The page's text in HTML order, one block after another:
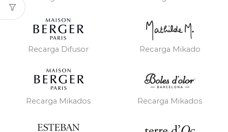
Recarga Difusor Recarga Mikado
Recarga Mikados Recarga Mikados